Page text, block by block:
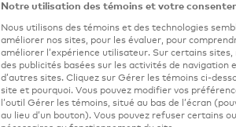
Notre utilisation des témoins et votre
Nous utilisons des témoins et des technologies
améliorer nos sites, pour les évaluer, pour
améliorer l’expérience utilisateur. Sur certains
des publicités basées sur les activités de navigation
d’autres sites. Cliquez sur Gérer les témoins ci-
site et pourquoi. Vous pouvez modifier vos
l’outil Gérer les témoins, situé au bas de l’écran
au lieu d’un bouton). Vous pouvez refuser certains